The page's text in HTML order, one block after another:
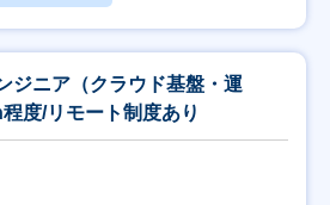
ジニア（クラウド基盤・運
度/リモート制度あり